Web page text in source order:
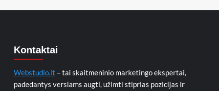
Kontaktai
Webstudio.lt – tai skaitmeninio marketingo ekspertai,
padedantys verslams augti, užimti stiprias pozicijas ir